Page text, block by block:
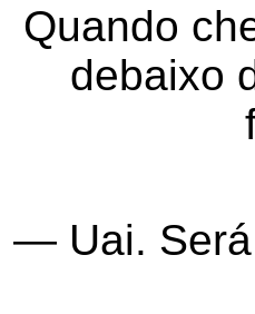
Quando
debaixo
— Uai. Será